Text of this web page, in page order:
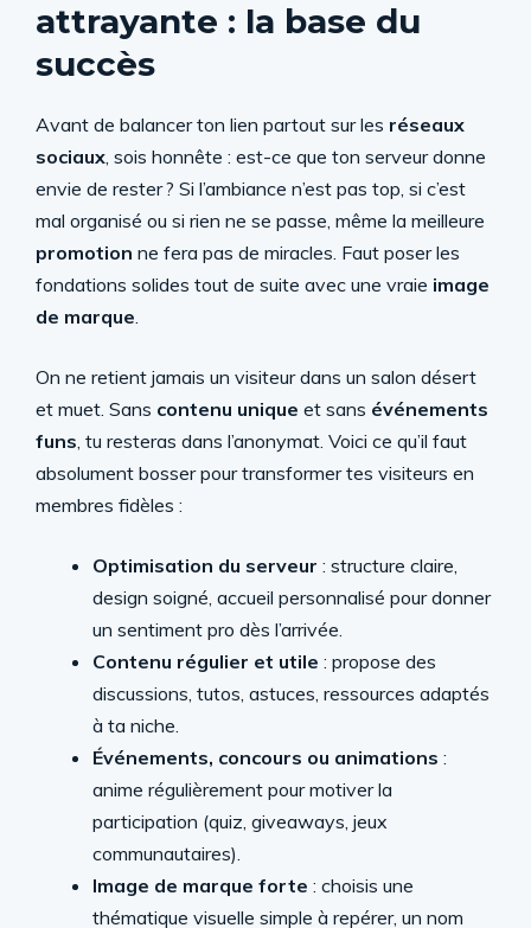
attrayante : la base du
succès
Avant de balancer ton lien partout sur les réseaux
sociaux, sois honnête : est-ce que ton serveur donne
envie de rester ? Si l’ambiance n’est pas top, si c’est
mal organisé ou si rien ne se passe, même la meilleure
promotion ne fera pas de miracles. Faut poser les
fondations solides tout de suite avec une vraie image
de marque.
On ne retient jamais un visiteur dans un salon désert
et muet. Sans contenu unique et sans événements
funs, tu resteras dans l’anonymat. Voici ce qu’il faut
absolument bosser pour transformer tes visiteurs en
membres fidèles :
Optimisation du serveur : structure claire,
design soigné, accueil personnalisé pour donner
un sentiment pro dès l’arrivée.
Contenu régulier et utile : propose des
discussions, tutos, astuces, ressources adaptés
à ta niche.
Événements, concours ou animations :
anime régulièrement pour motiver la
participation (quiz, giveaways, jeux
communautaires).
Image de marque forte : choisis une
thématique visuelle simple à repérer, un nom